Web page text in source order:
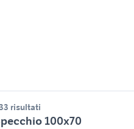
risultati
100x70